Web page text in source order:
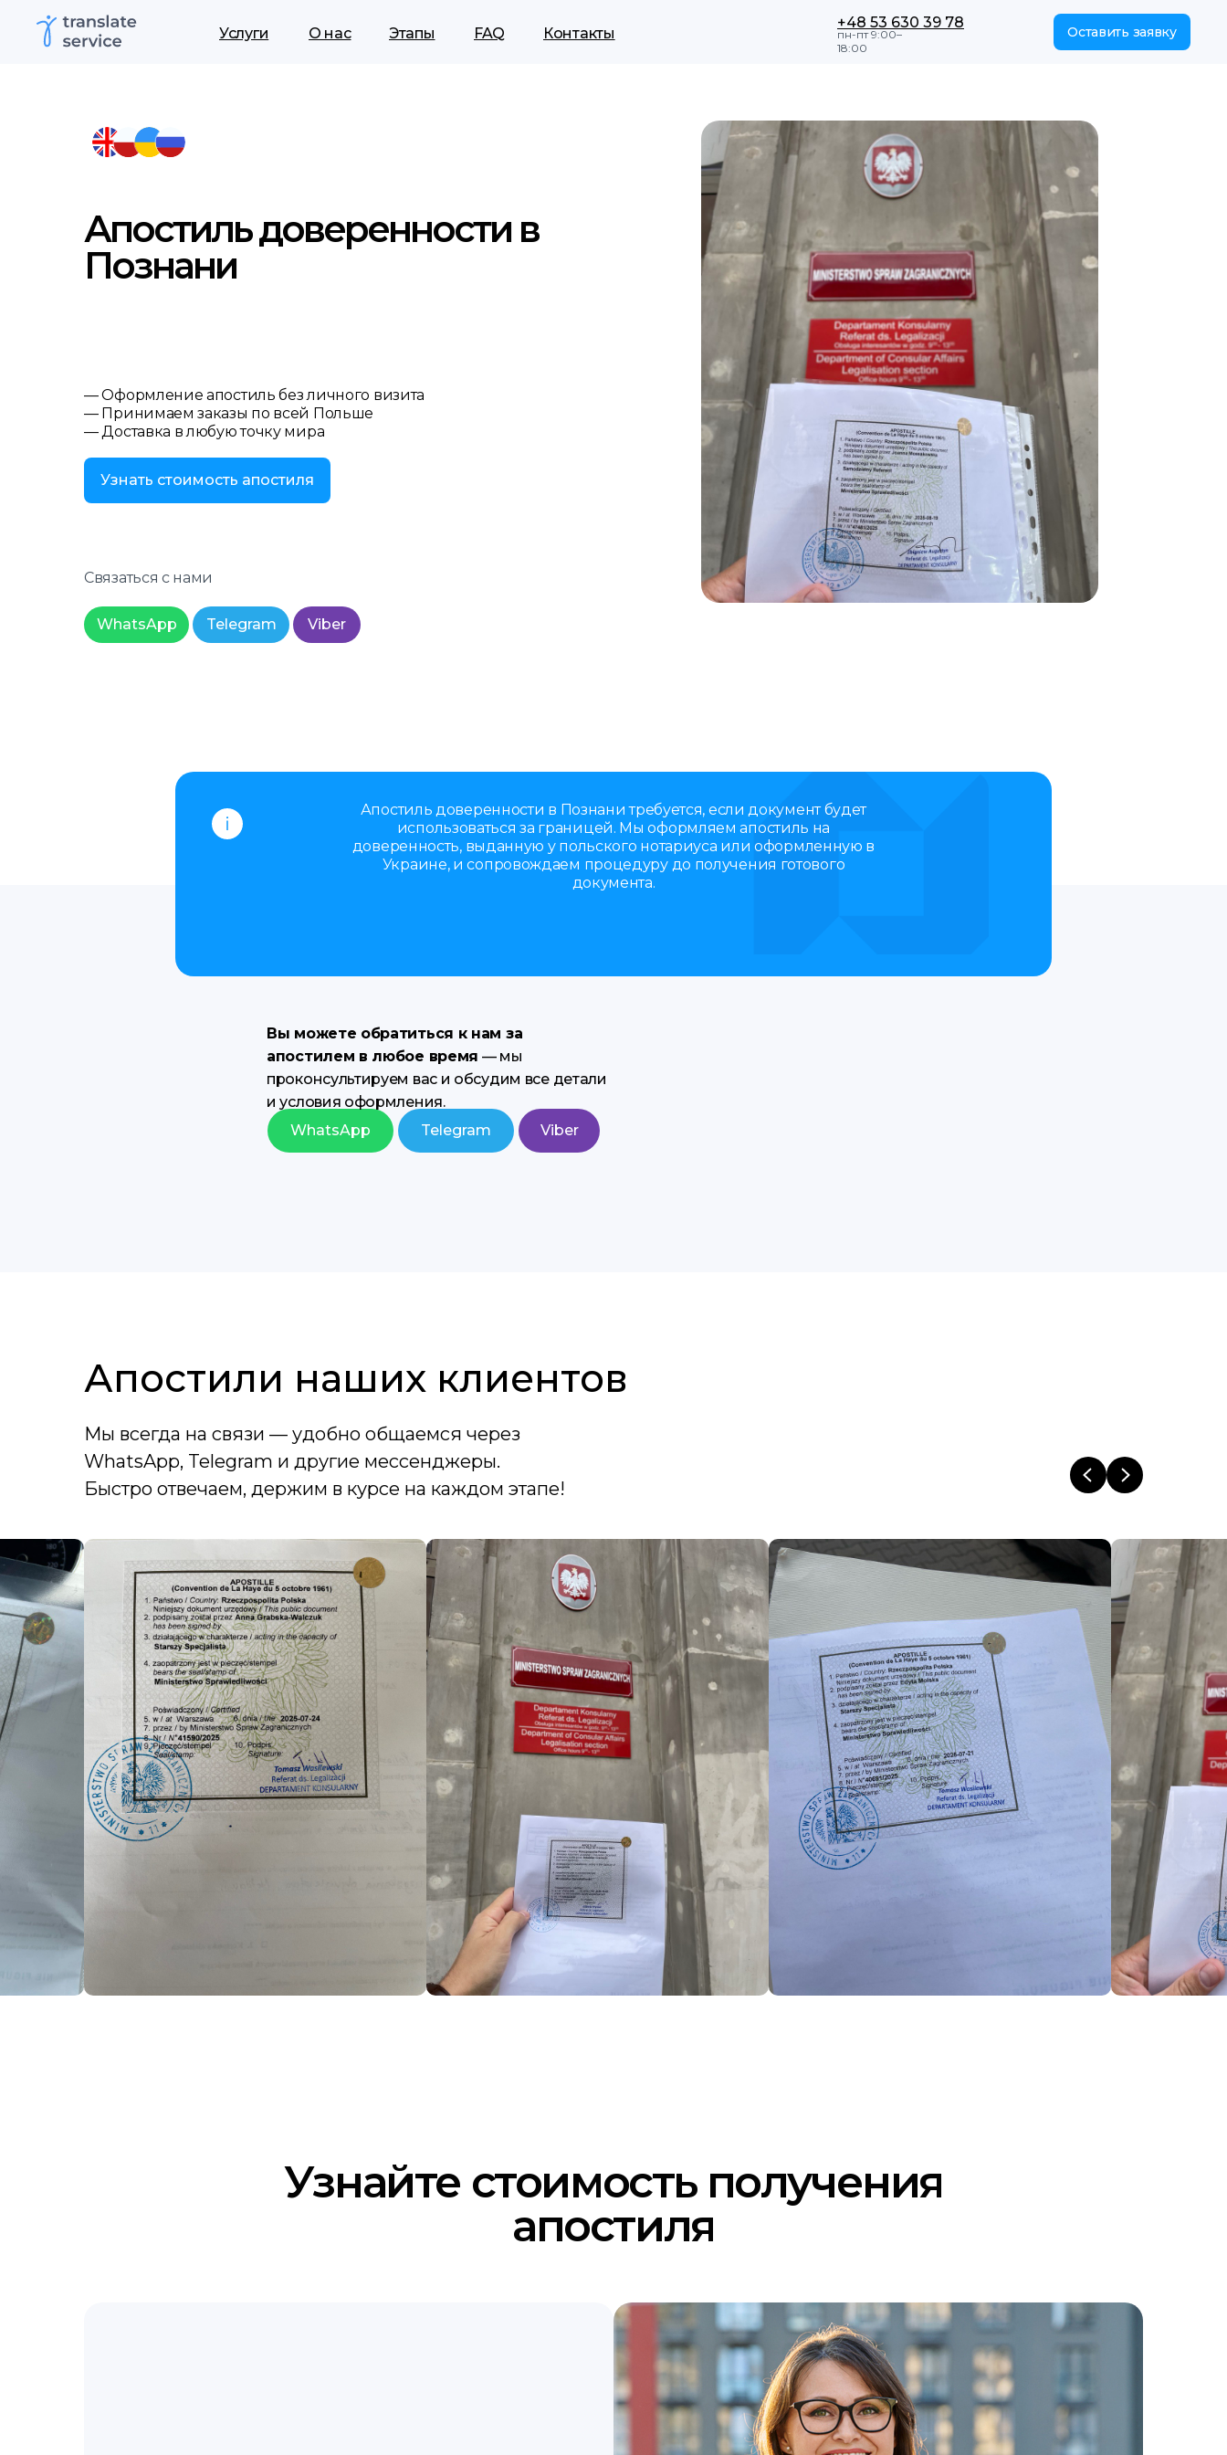
Услуги О нас Этапы
пн-пт 9:00–
18:00
+48 53 630 39 78
FAQ Контакты Оставить заявку
Апостиль доверенности в
Познани
— Оформление апостиль без личного визита
— Принимаем заказы по всей Польше
— Доставка в любую точку мира
WhatsApp Telegram Viber
Связаться с нами
Узнать стоимость апостиля
Апостиль доверенности в Познани требуется, если документ будет
использоваться за границей. Мы оформляем апостиль на
доверенность, выданную у польского нотариуса или оформленную в
Украине, и сопровождаем процедуру до получения готового
документа.
Viber
Telegram
WhatsApp
Вы можете обратиться к нам за
апостилем в любое время — мы
проконсультируем вас и обсудим все детали
и условия оформления.
Апостили наших клиентов
Мы всегда на связи — удобно общаемся через
WhatsApp, Telegram и другие мессенджеры.
Быстро отвечаем, держим в курсе на каждом этапе!
Узнайте стоимость получения
апостиля